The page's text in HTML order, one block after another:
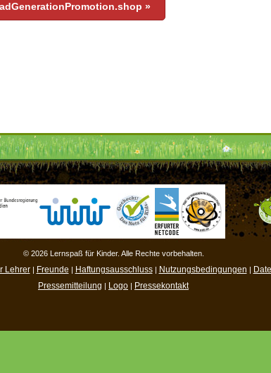
»
© 2026 Lernspaß für Kinder. Alle Rechte vorbehalten.
Lehrer| Freunde | Haftungsausschluss| Nutzungsbedingungen |
Pressemitteilung | Logo | Pressekontakt